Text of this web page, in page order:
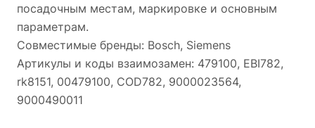
посадочным местам, маркировке и основным
параметрам.
Совместимые бренды: Bosch, Siemens
Артикулы и коды взаимозамен: 479100, EBI782,
rk8151, 00479100, COD782, 9000023564,
9000490011